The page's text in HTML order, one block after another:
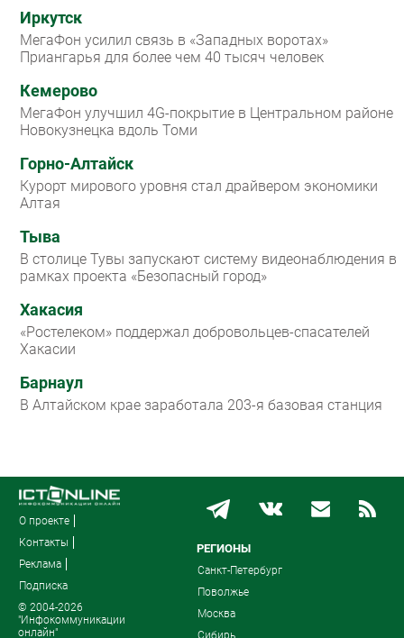
Иркутск
МегаФон усилил связь в «Западных воротах»
Приангарья для более чем 40 тысяч человек
Кемерово
МегаФон улучшил 4G-покрытие в Центральном районе
Новокузнецка вдоль Томи
Горно-Алтайск
Курорт мирового уровня стал драйвером экономики
Алтая
Тыва
В столице Тувы запускают систему видеонаблюдения в
рамках проекта «Безопасный город»
Хакасия
«Ростелеком» поддержал добровольцев-спасателей
Хакасии
Барнаул
В Алтайском крае заработала 203-я базовая станция
О проекте
Контакты
Реклама
Подписка
© 2004-2026
"Инфокоммуникации
онлайн"
РЕГИОНЫ
Санкт-Петербург
Поволжье
Москва